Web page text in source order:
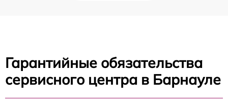
Гарантийные обязательства
сервисного центра в Барнауле